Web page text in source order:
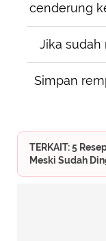
cenderung
Jika sudah
Simpan
TERKAIT: 5
Meski Sudah